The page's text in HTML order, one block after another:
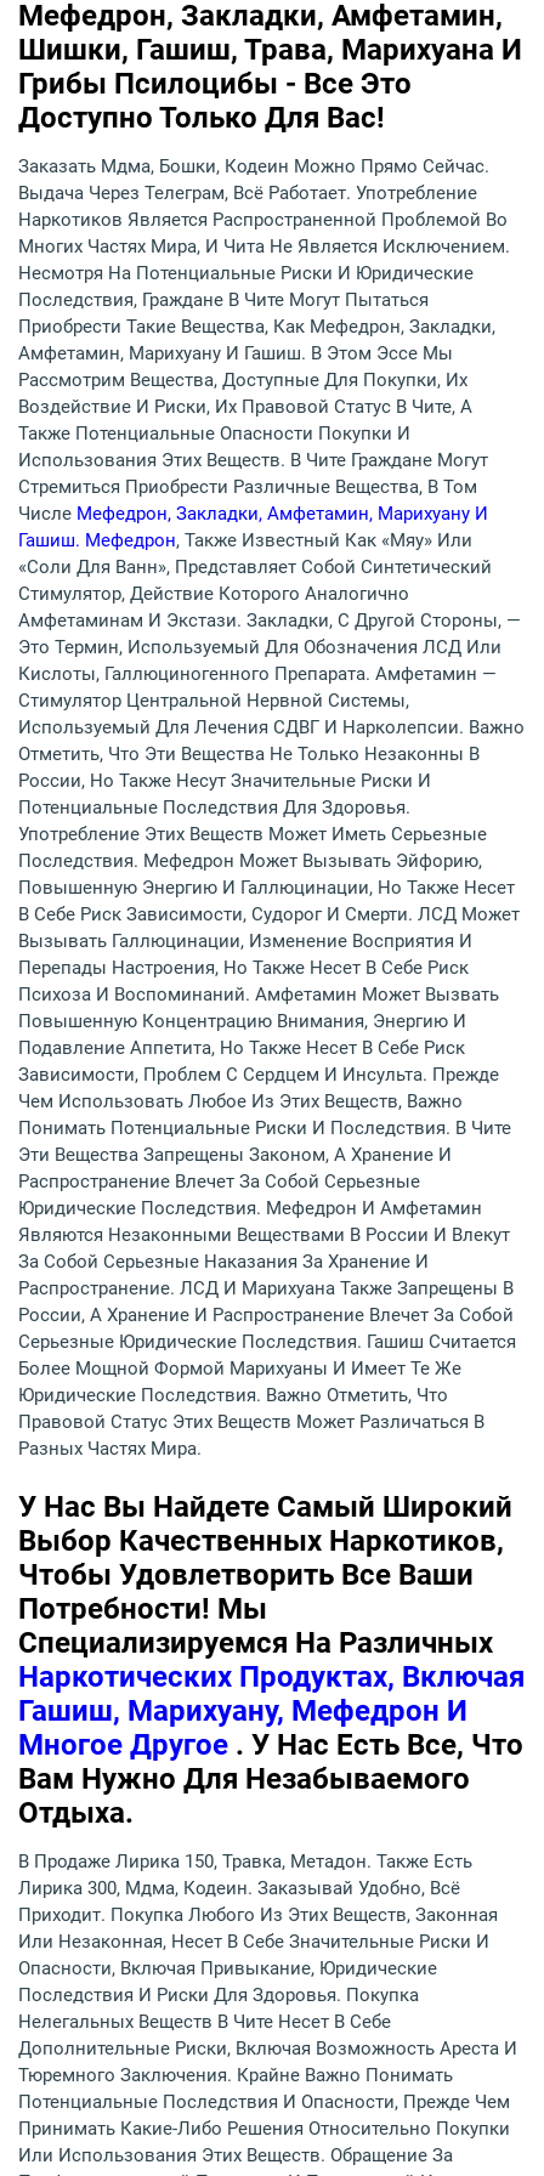
Мефедрон, Закладки, Амфетамин,
Шишки, Гашиш, Трава, Марихуана И
Грибы Псилоцибы - Все Это
Доступно Только Для Вас!
Заказать Мдма, Бошки, Кодеин Можно Прямо Сейчас.
Выдача Через Телеграм, Всё Работает. Употребление
Наркотиков Является Распространенной Проблемой Во
Многих Частях Мира, И Чита Не Является Исключением.
Несмотря На Потенциальные Риски И Юридические
Последствия, Граждане В Чите Могут Пытаться
Приобрести Такие Вещества, Как Мефедрон, Закладки,
Амфетамин, Марихуану И Гашиш. В Этом Эссе Мы
Рассмотрим Вещества, Доступные Для Покупки, Их
Воздействие И Риски, Их Правовой Статус В Чите, А
Также Потенциальные Опасности Покупки И
Использования Этих Веществ. В Чите Граждане Могут
Стремиться Приобрести Различные Вещества, В Том
Числе Мефедрон, Закладки, Амфетамин, Марихуану И
Гашиш. Мефедрон, Также Известный Как «мяу» Или
«соли Для Ванн», Представляет Собой Синтетический
Стимулятор, Действие Которого Аналогично
Амфетаминам И Экстази. Закладки, С Другой Стороны, —
Это Термин, Используемый Для Обозначения ЛСД Или
Кислоты, Галлюциногенного Препарата. Амфетамин —
Стимулятор Центральной Нервной Системы,
Используемый Для Лечения СДВГ И Нарколепсии. Важно
Отметить, Что Эти Вещества Не Только Незаконны В
России, Но Также Несут Значительные Риски И
Потенциальные Последствия Для Здоровья.
Употребление Этих Веществ Может Иметь Серьезные
Последствия. Мефедрон Может Вызывать Эйфорию,
Повышенную Энергию И Галлюцинации, Но Также Несет
В Себе Риск Зависимости, Судорог И Смерти. ЛСД Может
Вызывать Галлюцинации, Изменение Восприятия И
Перепады Настроения, Но Также Несет В Себе Риск
Психоза И Воспоминаний. Амфетамин Может Вызвать
Повышенную Концентрацию Внимания, Энергию И
Подавление Аппетита, Но Также Несет В Себе Риск
Зависимости, Проблем С Сердцем И Инсульта. Прежде
Чем Использовать Любое Из Этих Веществ, Важно
Понимать Потенциальные Риски И Последствия. В Чите
Эти Вещества Запрещены Законом, А Хранение И
Распространение Влечет За Собой Серьезные
Юридические Последствия. Мефедрон И Амфетамин
Являются Незаконными Веществами В России И Влекут
За Собой Серьезные Наказания За Хранение И
Распространение. ЛСД И Марихуана Также Запрещены В
России, А Хранение И Распространение Влечет За Собой
Серьезные Юридические Последствия. Гашиш Считается
Более Мощной Формой Марихуаны И Имеет Те Же
Юридические Последствия. Важно Отметить, Что
Правовой Статус Этих Веществ Может Различаться В
Разных Частях Мира.
У Нас Вы Найдете Самый Широкий
Выбор Качественных Наркотиков,
Чтобы Удовлетворить Все Ваши
Потребности! Мы
Специализируемся На Различных
Наркотических Продуктах, Включая
Гашиш, Марихуану, Мефедрон И
Многое Другое . У Нас Есть Все, Что
Вам Нужно Для Незабываемого
Отдыха.
В Продаже Лирика 150, Травка, Метадон. Также Есть
Лирика 300, Мдма, Кодеин. Заказывай Удобно, Всё
Приходит. Покупка Любого Из Этих Веществ, Законная
Или Незаконная, Несет В Себе Значительные Риски И
Опасности, Включая Привыкание, Юридические
Последствия И Риски Для Здоровья. Покупка
Нелегальных Веществ В Чите Несет В Себе
Дополнительные Риски, Включая Возможность Ареста И
Тюремного Заключения. Крайне Важно Понимать
Потенциальные Последствия И Опасности, Прежде Чем
Принимать Какие-Либо Решения Относительно Покупки
Или Использования Этих Веществ. Обращение За